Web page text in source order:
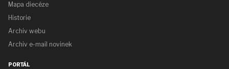
Mapa diecéze
Historie
Archiv webu
Archiv e-mail novinek
PORTÁL